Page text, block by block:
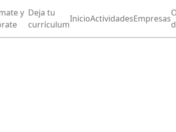
y Deja tu
currículum
InicioActividadesEmpresas